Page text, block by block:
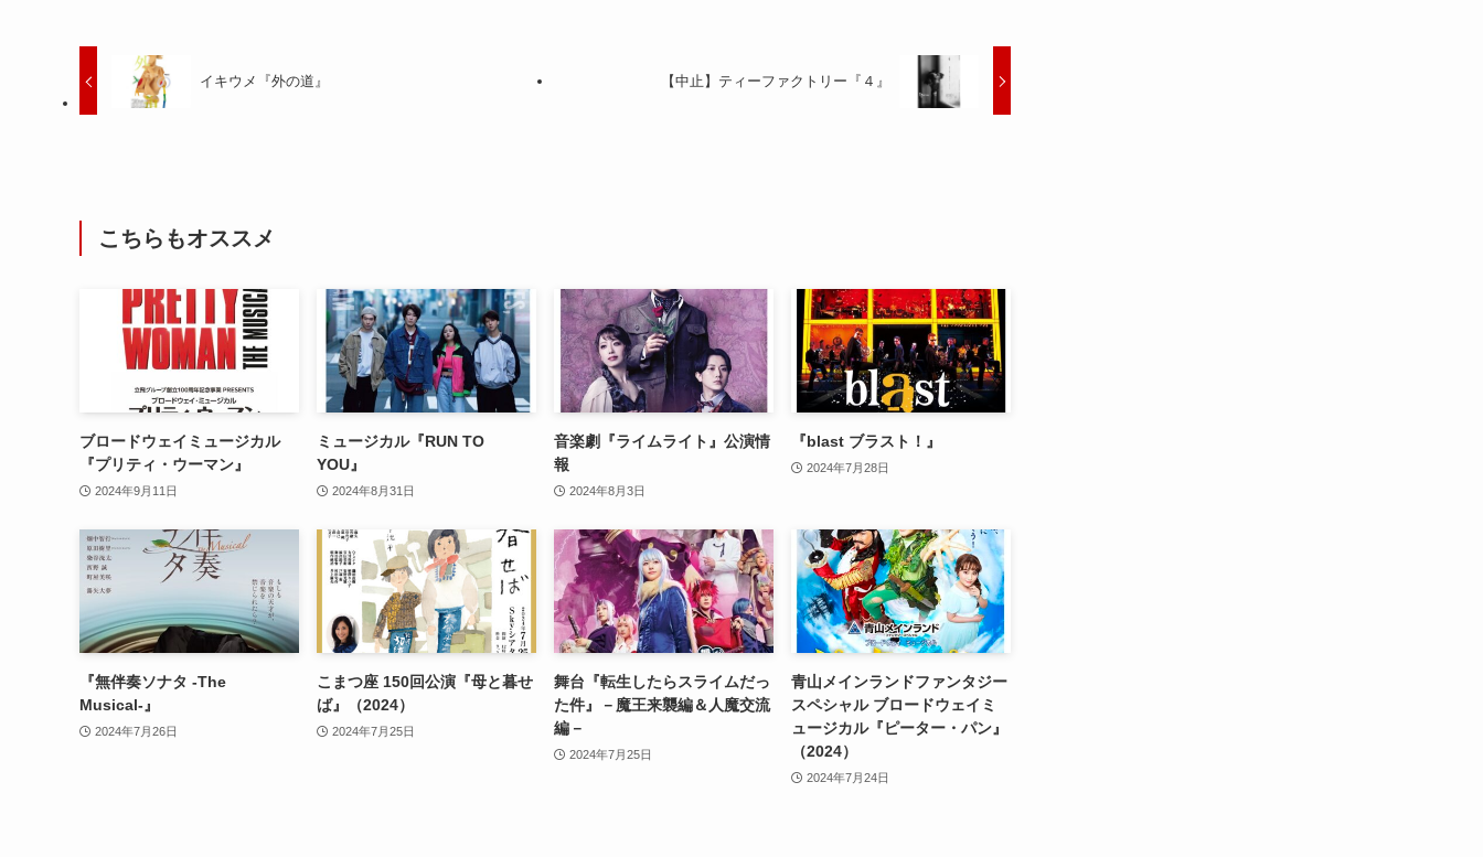
イキウメ『外の道』 【中止】ティーファクトリー『４』
こちらもオススメ
ブロードウェイミュージカル
『プリティ・ウーマン』
2024年9月11日
ミュージカル『RUN TO
YOU』
2024年8月31日
音楽劇『ライムライト』公演情
報
2024年8月3日
『blast ブラスト！』
2024年7月28日
『無伴奏ソナタ -The
Musical-』
2024年7月26日
こまつ座 150回公演『母と暮せ
ば』（2024）
2024年7月25日
舞台『転生したらスライムだっ
た件』－魔王来襲編＆人魔交流
編－
2024年7月25日
青山メインランドファンタジー
スペシャル ブロードウェイミ
ュージカル『ピーター・パン』
（2024）
2024年7月24日